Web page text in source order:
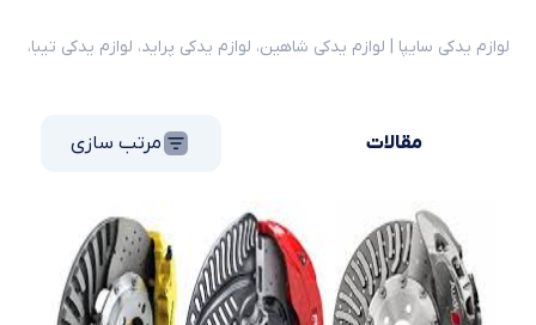
لوازم یدکی سایپا | لوازم یدکی شاهین، لوازم یدکی پراید، لوازم یدکی تیبا،
مقالات مرتب سازی